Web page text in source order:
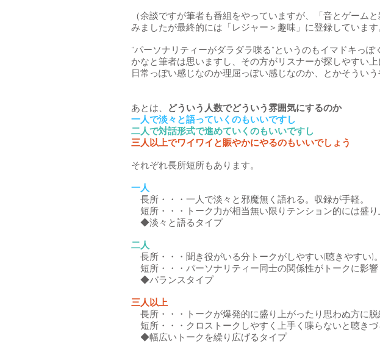
（余談ですが筆者も番組をやっていますが、「音とゲーム
みましたが最終的には「レジャー＞趣味」に登録しています
"パーソナリティーがダラダラ喋る"というのもイマドキっ
かなと筆者は思いますし、その方がリスナーが探しやすい
日常っぽい感じなのか​理屈っぽい感じなのか、とかそうい
あとは、
どういう人数でどういう雰囲気にするのか
一人で淡々と語っていくのもいいですし
二人で対話形式で進めていくのもいいですし
三人以上でワイワイと賑やかにやるのもいいでしょう
それぞれ長所短所もあります。
一人
長所・・・一人で淡々と邪魔無く語れる。収録が手軽。
短所・・・トーク力が相当無い限りテンション的には盛
◆淡々と語るタイプ
二人
長所・・・聞き役がいる分トークがしやすい(聴きやすい)
短所・・・パーソナリティー同士の関係性がトークに影響
◆バランスタイプ
三人以上
長所・・・トークが爆発的に盛り上がったり思わぬ方に
短所・・・クロストークしやすく上手く喋らないと聴き
◆幅広いトークを繰り広げるタイプ